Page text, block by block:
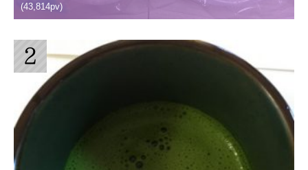
(43,814pv)